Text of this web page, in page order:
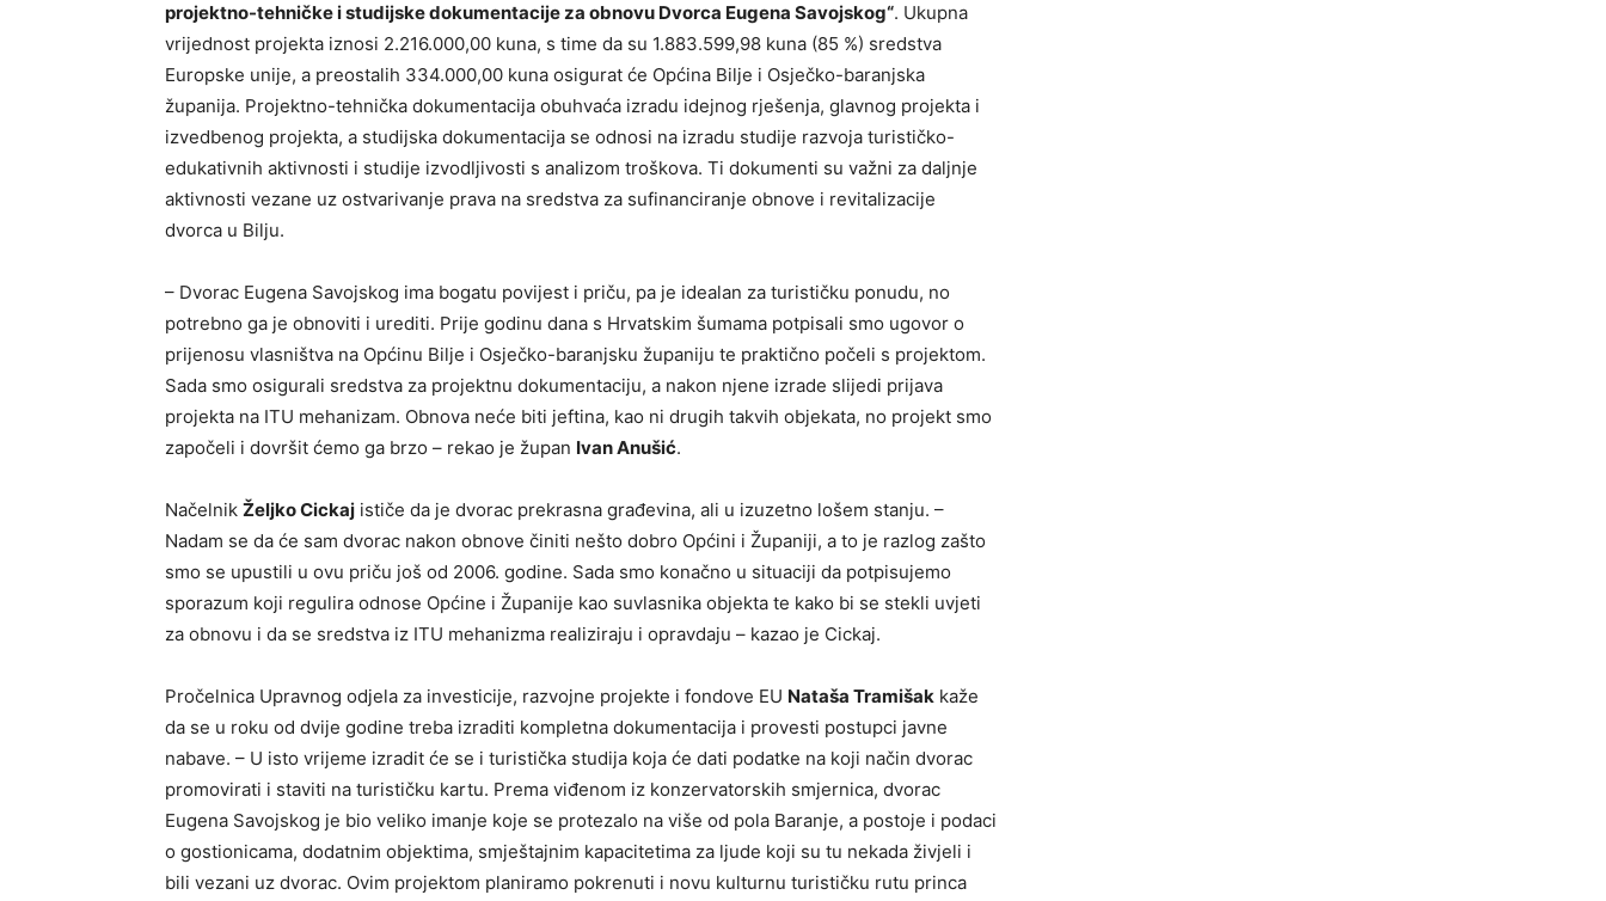
projektno-tehničke i studijske dokumentacije za obnovu Dvorca Eugena Savojskog“. Ukupna
vrijednost projekta iznosi 2.216.000,00 kuna, s time da su 1.883.599,98 kuna (85 %) sredstva
Europske unije, a preostalih 334.000,00 kuna osigurat će Općina Bilje i Osječko-baranjska
županija. Projektno-tehnička dokumentacija obuhvaća izradu idejnog rješenja, glavnog projekta i
izvedbenog projekta, a studijska dokumentacija se odnosi na izradu studije razvoja turističko-
edukativnih aktivnosti i studije izvodljivosti s analizom troškova. Ti dokumenti su važni za daljnje
aktivnosti vezane uz ostvarivanje prava na sredstva za sufinanciranje obnove i revitalizacije
dvorca u Bilju.
– Dvorac Eugena Savojskog ima bogatu povijest i priču, pa je idealan za turističku ponudu, no
potrebno ga je obnoviti i urediti. Prije godinu dana s Hrvatskim šumama potpisali smo ugovor o
prijenosu vlasništva na Općinu Bilje i Osječko-baranjsku županiju te praktično počeli s projektom.
Sada smo osigurali sredstva za projektnu dokumentaciju, a nakon njene izrade slijedi prijava
projekta na ITU mehanizam. Obnova neće biti jeftina, kao ni drugih takvih objekata, no projekt smo
započeli i dovršit ćemo ga brzo – rekao je župan Ivan Anušić.
Načelnik Željko Cickaj ističe da je dvorac prekrasna građevina, ali u izuzetno lošem stanju. –
Nadam se da će sam dvorac nakon obnove činiti nešto dobro Općini i Županiji, a to je razlog zašto
smo se upustili u ovu priču još od 2006. godine. Sada smo konačno u situaciji da potpisujemo
sporazum koji regulira odnose Općine i Županije kao suvlasnika objekta te kako bi se stekli uvjeti
za obnovu i da se sredstva iz ITU mehanizma realiziraju i opravdaju – kazao je Cickaj.
Pročelnica Upravnog odjela za investicije, razvojne projekte i fondove EU Nataša Tramišak kaže
da se u roku od dvije godine treba izraditi kompletna dokumentacija i provesti postupci javne
nabave. – U isto vrijeme izradit će se i turistička studija koja će dati podatke na koji način dvorac
promovirati i staviti na turističku kartu. Prema viđenom iz konzervatorskih smjernica, dvorac
Eugena Savojskog je bio veliko imanje koje se protezalo na više od pola Baranje, a postoje i podaci
o gostionicama, dodatnim objektima, smještajnim kapacitetima za ljude koji su tu nekada živjeli i
bili vezani uz dvorac. Ovim projektom planiramo pokrenuti i novu kulturnu turističku rutu princa